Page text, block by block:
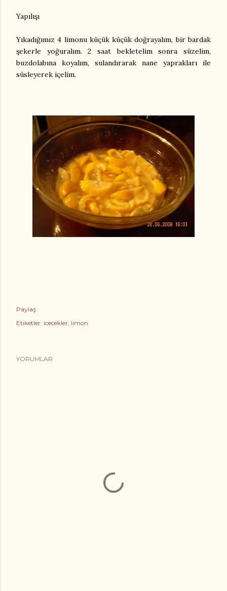
Yapılışı
Yıkadığımız 4 limonu küçük küçük doğrayalım, bir bardak
şekerle yoğuralım. 2 saat bekletelim sonra süzelim,
buzdolabına koyalım, sulandırarak nane yaprakları ile
süsleyerek içelim.
Paylaş
Etiketler: icecekler limon
YORUMLAR